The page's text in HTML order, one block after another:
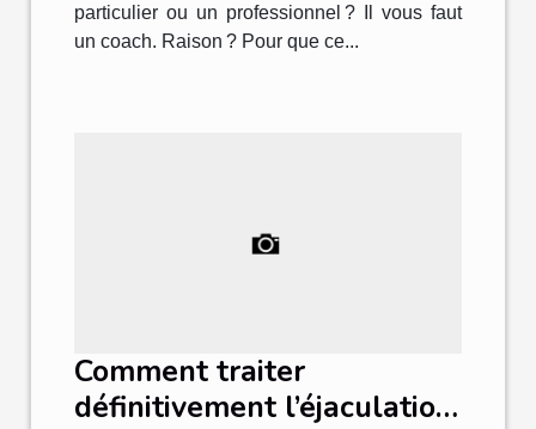
particulier ou un professionnel ? Il vous faut
un coach. Raison ? Pour que ce...
Comment traiter
définitivement l’éjaculation